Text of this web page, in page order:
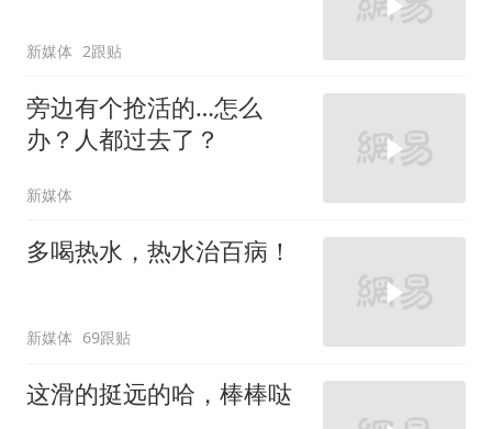
新媒体 2跟贴
旁边有个抢活的…怎么
办？人都过去了？
新媒体
多喝热水，热水治百病！
新媒体 69跟贴
这滑的挺远的哈，棒棒哒